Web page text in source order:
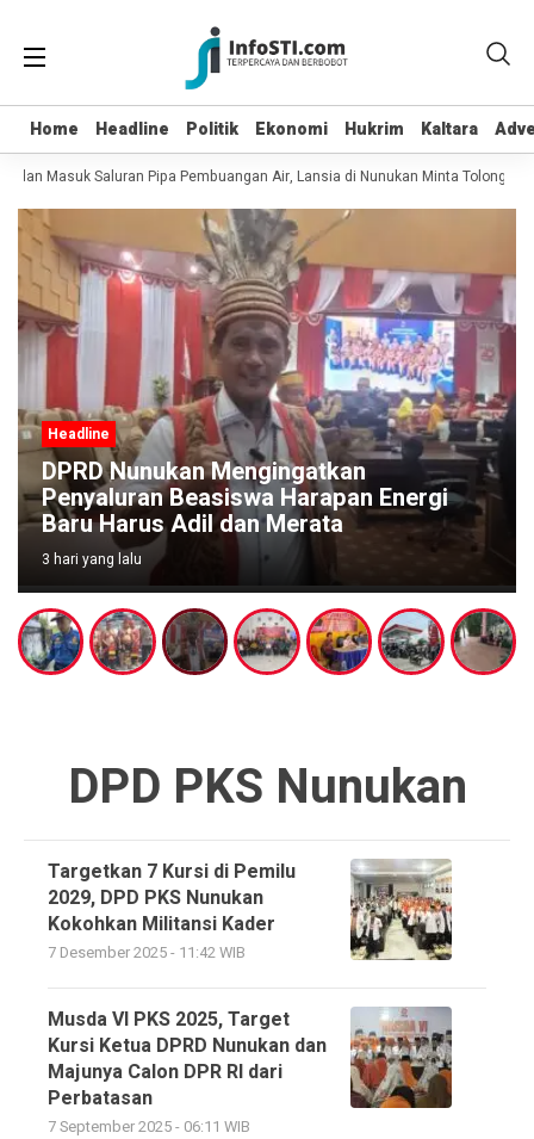
Home Headline Politik Ekonomi Hukrim Kaltara
Home Headline Politik Ekonomi Hukrim Kaltara
Masuk Saluran Pipa Pembuangan Air, Lansia di Nunukan Minta Tolong
Headline
DPRD Nunukan Mengingatkan
Penyaluran Beasiswa Harapan Energi
Baru Harus Adil dan Merata
3 hari yang lalu
DPD PKS Nunukan
Targetkan 7 Kursi di Pemilu
2029, DPD PKS Nunukan
Kokohkan Militansi Kader
7 Desember 2025 - 11:42 WIB
Musda VI PKS 2025, Target
Kursi Ketua DPRD Nunukan dan
Majunya Calon DPR RI dari
Perbatasan
7 September 2025 - 06:11 WIB